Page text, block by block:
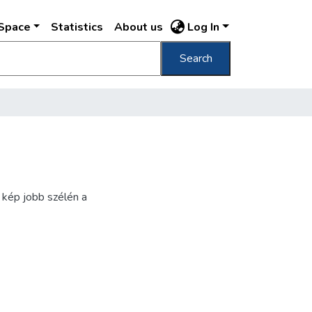
Statistics About us Log In
Search
jobb szélén a